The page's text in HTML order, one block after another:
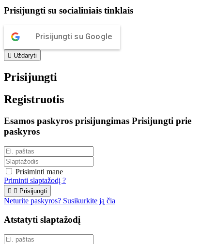
Prisijungti su socialiniais tinklais
Prisijungti su Google
 Uždaryti
Prisijungti
Registruotis
Esamos paskyros prisijungimas Prisijungti prie
paskyros
Prisiminti mane
Priminti slaptažodį ?
  Prisijungti
Neturite paskyros? Susikurkite ją čia
Atstatyti slaptažodį